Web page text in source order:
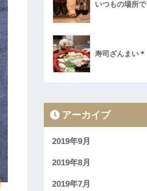
いつもの場所で
寿司ざんまい＊
アーカイブ
2019年9月
2019年8月
2019年7月